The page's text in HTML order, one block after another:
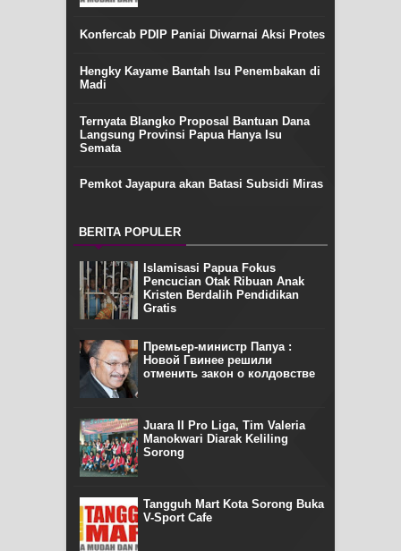
Konfercab PDIP Paniai Diwarnai Aksi Protes
Hengky Kayame Bantah Isu Penembakan di
Madi
Ternyata Blangko Proposal Bantuan Dana
Langsung Provinsi Papua Hanya Isu
Semata
Pemkot Jayapura akan Batasi Subsidi Miras
BERITA POPULER
Islamisasi Papua Fokus
Pencucian Otak Ribuan Anak
Kristen Berdalih Pendidikan
Gratis
Премьер-министр Папуа :
Новой Гвинее решили
отменить закон о колдовстве
Juara II Pro Liga, Tim Valeria
Manokwari Diarak Keliling
Sorong
Tangguh Mart Kota Sorong Buka
V-Sport Cafe